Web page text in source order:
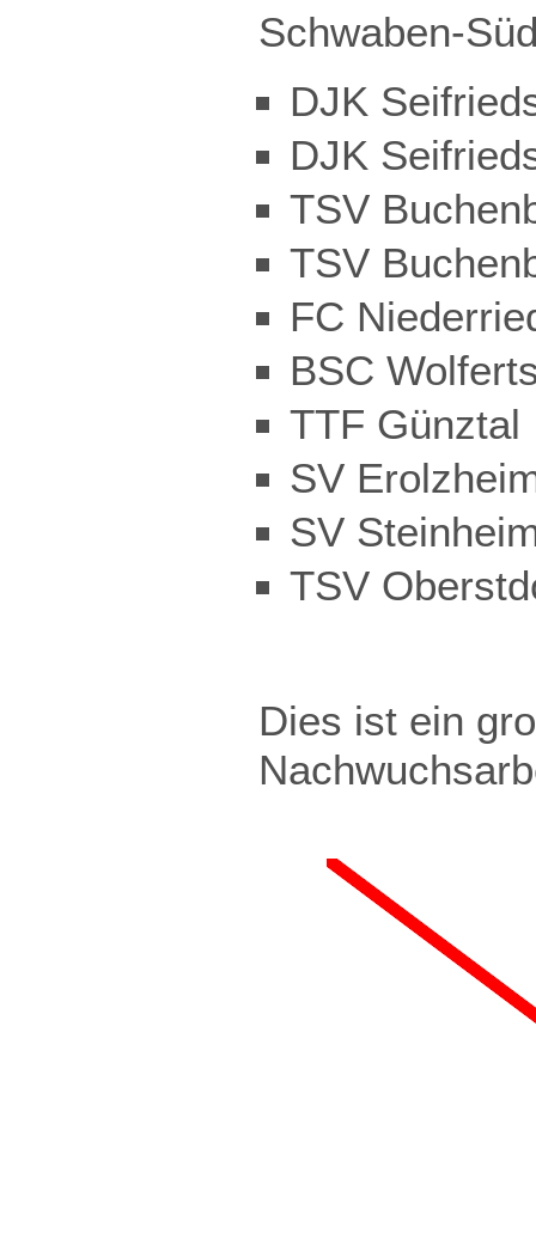
Schwaben-
DJK
DJK
TSV
TSV
FC
BSC
TTF Günztal
SV
SV
TSV
Dies ist ein